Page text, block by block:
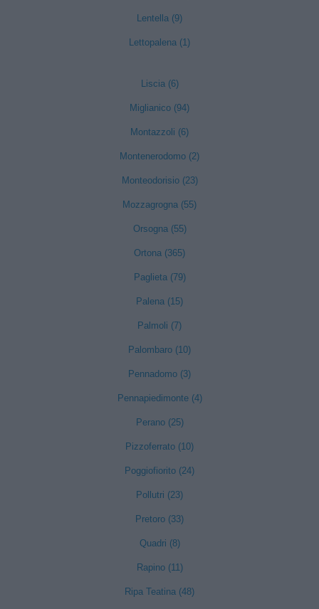
Lentella (9)
Lettopalena (1)
Liscia (6)
Miglianico (94)
Montazzoli (6)
Montenerodomo (2)
Monteodorisio (23)
Mozzagrogna (55)
Orsogna (55)
Ortona (365)
Paglieta (79)
Palena (15)
Palmoli (7)
Palombaro (10)
Pennadomo (3)
Pennapiedimonte (4)
Perano (25)
Pizzoferrato (10)
Poggiofiorito (24)
Pollutri (23)
Pretoro (33)
Quadri (8)
Rapino (11)
Ripa Teatina (48)